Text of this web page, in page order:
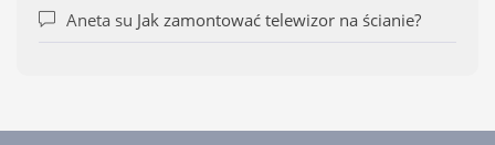
Aneta su Jak zamontować telewizor na ścianie?